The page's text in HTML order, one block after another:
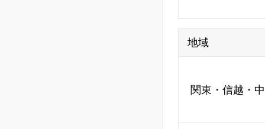
地域
関東・信越・